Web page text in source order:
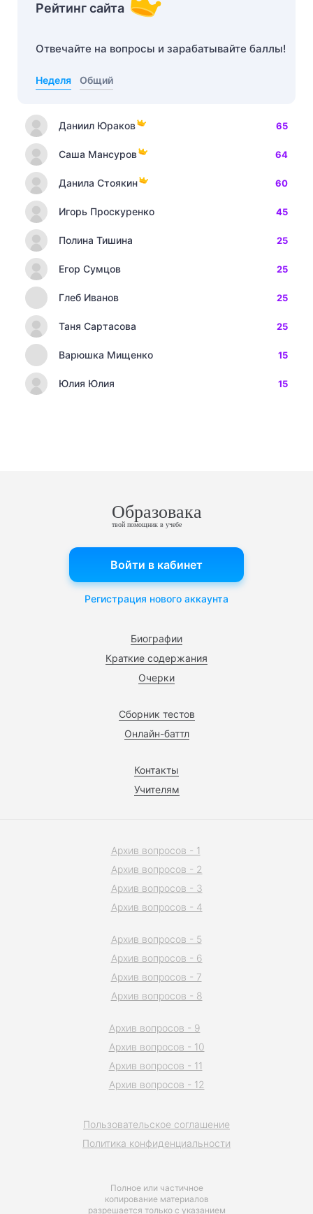
Рейтинг сайта
Отвечайте на вопросы и зарабатывайте баллы!
Неделя Общий
Даниил Юраков 65
Саша Мансуров 64
Данила Стоякин 60
Игорь Проскуренко 45
Полина Тишина 25
Егор Сумцов 25
Глеб Иванов 25
Таня Сартасова 25
Варюшка Мищенко 15
Юлия Юлия 15
Образовака
твой помощник в учебе
Биографии
Краткие содержания
Очерки
Сборник тестов
Онлайн-баттл
Контакты
Учителям
Войти в кабинет
Регистрация нового аккаунта
Полное или частичное
копирование материалов
разрешается только с указанием
Пользовательское соглашение
Политика конфиденциальности
Архив вопросов - 1
Архив вопросов - 2
Архив вопросов - 3
Архив вопросов - 4
Архив вопросов - 5
Архив вопросов - 6
Архив вопросов - 7
Архив вопросов - 8
Архив вопросов - 9
Архив вопросов - 10
Архив вопросов - 11
Архив вопросов - 12